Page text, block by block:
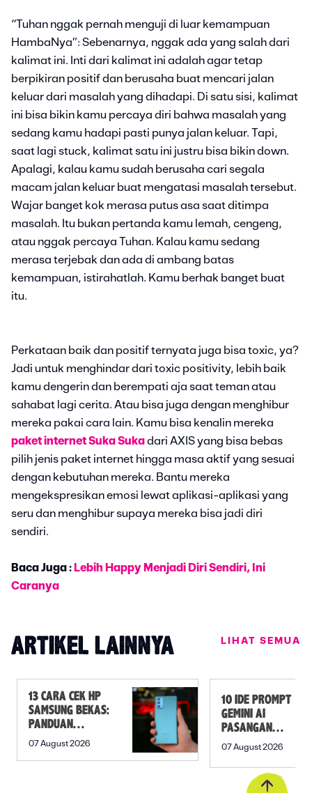
“Tuhan nggak pernah menguji di luar kemampuan
HambaNya”: Sebenarnya, nggak ada yang salah dari
kalimat ini. Inti dari kalimat ini adalah agar tetap
berpikiran positif dan berusaha buat mencari jalan
keluar dari masalah yang dihadapi. Di satu sisi, kalimat
ini bisa bikin kamu percaya diri bahwa masalah yang
sedang kamu hadapi pasti punya jalan keluar. Tapi,
saat lagi stuck, kalimat satu ini justru bisa bikin down.
Apalagi, kalau kamu sudah berusaha cari segala
macam jalan keluar buat mengatasi masalah tersebut.
Wajar banget kok merasa putus asa saat ditimpa
masalah. Itu bukan pertanda kamu lemah, cengeng,
atau nggak percaya Tuhan. Kalau kamu sedang
merasa terjebak dan ada di ambang batas
kemampuan, istirahatlah. Kamu berhak banget buat
itu.
Perkataan baik dan positif ternyata juga bisa toxic, ya?
Jadi untuk menghindar dari toxic positivity, lebih baik
kamu dengerin dan berempati aja saat teman atau
sahabat lagi cerita. Atau bisa juga dengan menghibur
mereka pakai cara lain. Kamu bisa kenalin mereka
paket internet Suka Sukadari AXIS yang bisa bebas
pilih jenis paket internet hingga masa aktif yang sesuai
dengan kebutuhan mereka. Bantu mereka
mengekspresikan emosi lewat aplikasi-aplikasi yang
seru dan menghibur supaya mereka bisa jadi diri
sendiri.
Baca Juga : Lebih Happy Menjadi Diri Sendiri, Ini
Caranya
ARTIKEL LAINNYA LIHAT SEMUA
13 CARA CEK HP
SAMSUNG BEKAS:
PANDUAN
SEBELUM
07 August 2026
10 IDE PROMPT
GEMINI AI
PASANGAN
PREWEDDING
07 August 2026